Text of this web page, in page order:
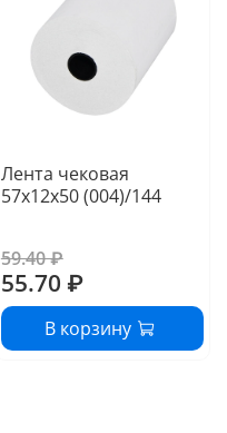
Лента чековая
57х12х50 (004)/144
59.40 ₽
55.70 ₽
В корзину